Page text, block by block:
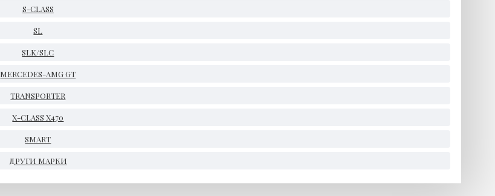
S-CLASS
SL
SLK/SLC
MERCEDES-AMG GT
TRANSPORTER
X-CLASS X470
SMART
ДРУГИ МАРКИ